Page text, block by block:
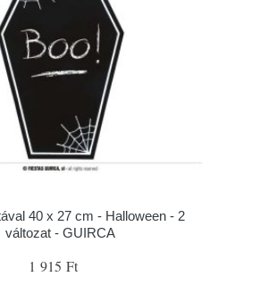
40 x 27 cm - Halloween - 2
változat - GUIRCA
1 915 Ft